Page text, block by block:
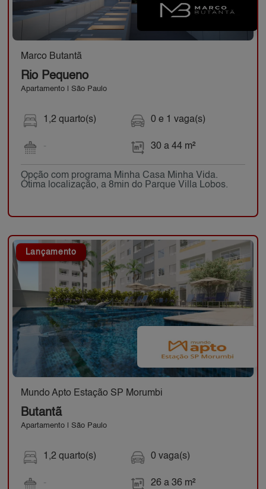
Marco Butantã
Rio Pequeno
Apartamento | São Paulo
1,2 quarto(s)
-
0 e 1 vaga(s)
30 a 44 m²
Opção com programa Minha Casa Minha Vida.
Ótima localização, a 8min do Parque Villa Lobos.
Lançamento
Mundo Apto Estação SP Morumbi
Butantã
Apartamento | São Paulo
1,2 quarto(s)
-
0 vaga(s)
26 a 36 m²